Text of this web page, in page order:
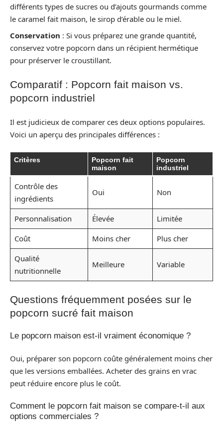
différents types de sucres ou d’ajouts gourmands comme
le caramel fait maison, le sirop d’érable ou le miel.
Conservation : Si vous préparez une grande quantité,
conservez votre popcorn dans un récipient hermétique
pour préserver le croustillant.
Comparatif : Popcorn fait maison vs.
popcorn industriel
Il est judicieux de comparer ces deux options populaires.
Voici un aperçu des principales différences :
Critères
Popcorn fait
maison
Popcorn
industriel
Contrôle des
ingrédients
Oui Non
Personnalisation Élevée
Limitée
Coût
Moins cher
Plus cher
Qualité
nutritionnelle
Meilleure Variable
Questions fréquemment posées sur le
popcorn sucré fait maison
Le popcorn maison est-il vraiment économique ?
Oui, préparer son popcorn coûte généralement moins cher
que les versions emballées. Acheter des grains en vrac
peut réduire encore plus le coût.
Comment le popcorn fait maison se compare-t-il aux
options commerciales ?